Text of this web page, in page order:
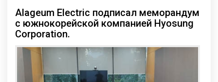
Alageum Electric подписал меморандум
с южнокорейской компанией Hyosung
Corporation.